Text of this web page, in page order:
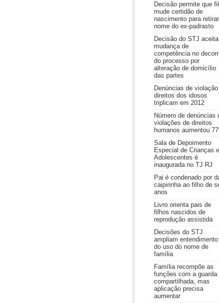
Decisão permite que
mude certidão de
nascimento para retirar
nome do ex-padrasto
Decisão do STJ aceita
mudança de
competência no
do processo por
alteração de domicílio
das partes
Denúncias de
direitos dos idosos
triplicam em 2012
Número de denúncias
violações de direitos
humanos aumentou
Sala de Depoimento
Especial de Crianças e
Adolescentes é
inaugurada no TJ RJ
Pai é condenado por
caipirinha ao filho de
anos
Livro orienta pais de
filhos nascidos de
reprodução assistida
Decisões do STJ
ampliam entendimento
do uso do nome de
família
Família recompõe as
funções com a guarda
compartilhada, mas
aplicação precisa
aumentar